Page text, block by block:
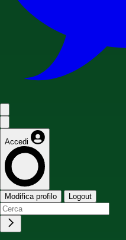
Accedi
Modifica profilo Logout